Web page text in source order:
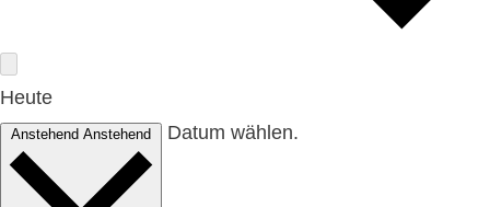
Heute
Anstehend Anstehend Datum wählen.